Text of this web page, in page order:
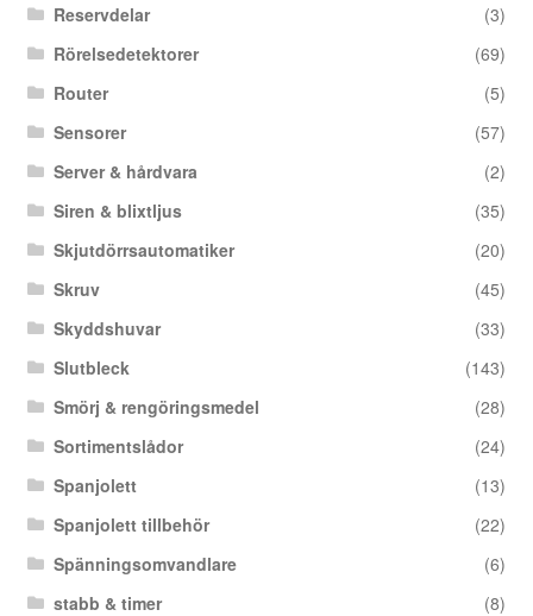
Reservdelar
(3)
Rörelsedetektorer
(69)
Router
(5)
Sensorer
(57)
Server & hårdvara
(2)
Siren & blixtljus
(35)
Skjutdörrsautomatiker
(20)
Skruv
(45)
Skyddshuvar
(33)
Slutbleck
(143)
Smörj & rengöringsmedel
(28)
Sortimentslådor
(24)
Spanjolett
(13)
Spanjolett tillbehör
(22)
Spänningsomvandlare
(6)
stabb & timer
(8)